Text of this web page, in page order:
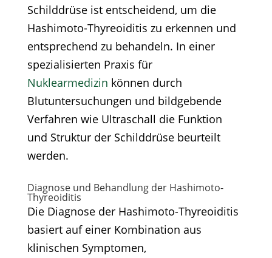
Schilddrüse ist entscheidend, um die
Hashimoto-Thyreoiditis zu erkennen und
entsprechend zu behandeln. In einer
spezialisierten Praxis für
Nuklearmedizin können durch
Blutuntersuchungen und bildgebende
Verfahren wie Ultraschall die Funktion
und Struktur der Schilddrüse beurteilt
werden.
Diagnose und Behandlung der Hashimoto-
Thyreoiditis
Die Diagnose der Hashimoto-Thyreoiditis
basiert auf einer Kombination aus
klinischen Symptomen,